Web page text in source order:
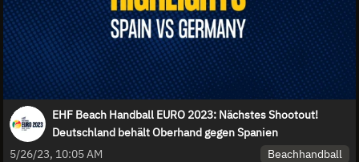
EHF Beach Handball EURO 2023: Nächstes Shootout!
Deutschland behält Oberhand gegen Spanien
5/26/23, 10:05 AM
Beachhandball